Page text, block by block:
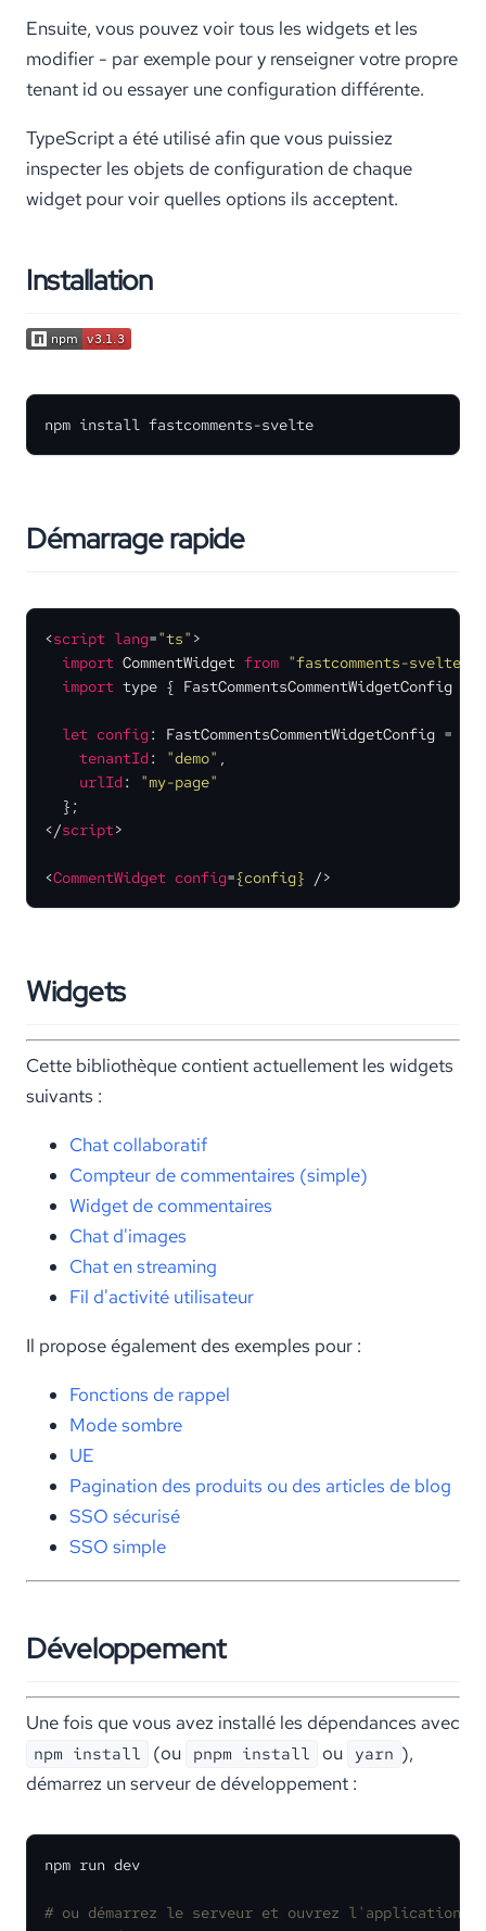
Ensuite, vous pouvez voir tous les widgets et les
modifier - par exemple pour y renseigner votre propre
tenant id ou essayer une configuration différente.
TypeScript a été utilisé afin que vous puissiez
inspecter les objets de configuration de chaque
widget pour voir quelles options ils acceptent.
Installation
npm install fastcomments-svelte
Démarrage rapide
<script lang="ts" >
import CommentWidget from "fastcomments-svelte/
import type { FastCommentsCommentWidgetConfig
let config: FastCommentsCommentWidgetConfig = {
tenantId: "demo" ,
urlId:
"my-page"
</script>
<CommentWidget config={config} />
Widgets
Cette bibliothèque contient actuellement les widgets
suivants :
Chat collaboratif
Compteur de commentaires (simple)
Widget de commentaires
Chat d'images
Chat en streaming
Fil d'activité utilisateur
Il propose également des exemples pour :
Fonctions de rappel
Mode sombre
UE
Pagination des produits ou des articles de blog
SSO sécurisé
SSO simple
Développement
Une fois que vous avez installé les dépendances avec
npm install (ou pnpm install ou yarn ),
démarrez un serveur de développement :
npm run dev
# ou démarrez le serveur et ouvrez l'application